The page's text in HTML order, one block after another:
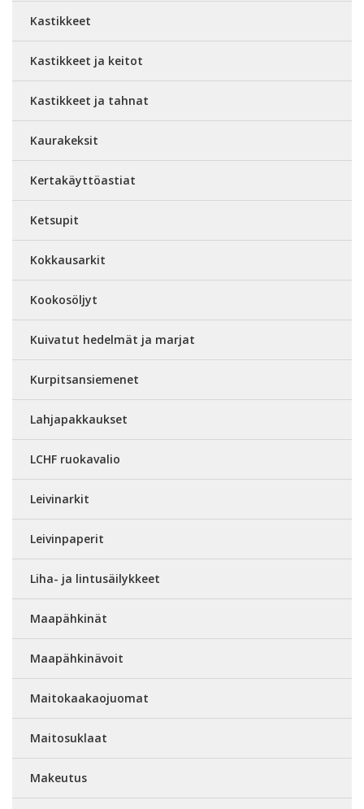
Kastikkeet
Kastikkeet ja keitot
Kastikkeet ja tahnat
Kaurakeksit
Kertakäyttöastiat
Ketsupit
Kokkausarkit
Kookosöljyt
Kuivatut hedelmät ja marjat
Kurpitsansiemenet
Lahjapakkaukset
LCHF ruokavalio
Leivinarkit
Leivinpaperit
Liha- ja lintusäilykkeet
Maapähkinät
Maapähkinävoit
Maitokaakaojuomat
Maitosuklaat
Makeutus